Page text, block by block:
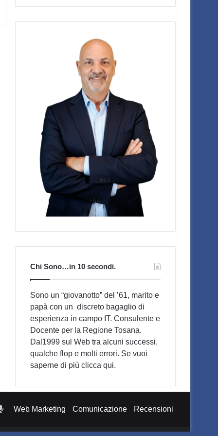
Chi Sono…in 10 secondi.
Sono un “giovanotto” del ’61, marito e
papà con un discreto bagaglio di
esperienza in campo IT. Consulente e
Docente per la Regione Tosana.
Dal1999 sul Web tra alcuni successi,
qualche flop e molti errori. Se vuoi
saperne di più clicca qui.
Web Marketing Comunicazione Recensioni
Podcast
di